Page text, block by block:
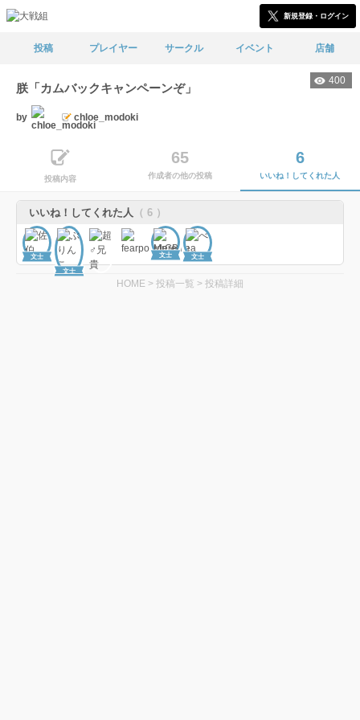
新規登録・ログイン
投稿 プレイヤー サークル イベント 店舗
400
朕「カムバックキャンペーンぞ」
by chloe_modoki
投稿内容
65
作成者の他の投稿
6
いいね！してくれた人
いいね！してくれた人 （ 6 ）
文士
文士
文士 文士
HOME > 投稿一覧 > 投稿詳細